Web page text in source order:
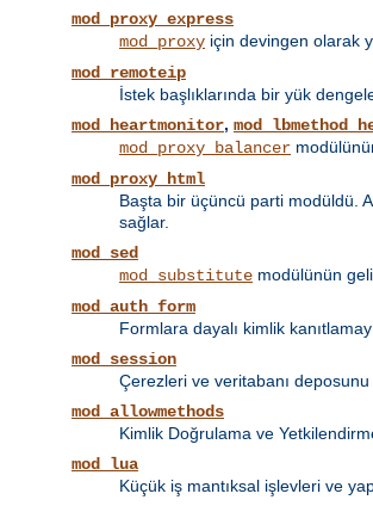
mod_proxy_express
mod_proxy için devingen olarak
mod_remoteip
İstek başlıklarında bir yük
mod_heartmonitor,
mod_proxy_balancer
mod_proxy_html
Başta bir üçüncü parti modüldü.
sağlar.
mod_sed
mod_substitute modülünün
mod_auth_form
Formlara dayalı kimlik
mod_session
Çerezleri ve veritabanı
mod_allowmethods
Kimlik Doğrulama ve
mod_lua
Küçük iş mantıksal işlevleri ve